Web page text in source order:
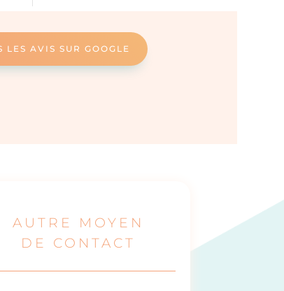
LES AVIS SUR GOOGLE
AUTRE MOYEN
DE CONTACT